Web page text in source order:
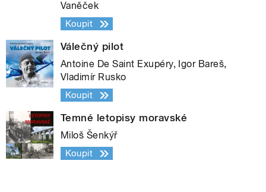
Vaněček
Koupit
Válečný pilot
Antoine De Saint Exupéry, Igor Bareš,
Vladimír Rusko
Koupit
Temné letopisy moravské
Miloš Šenkýř
Koupit